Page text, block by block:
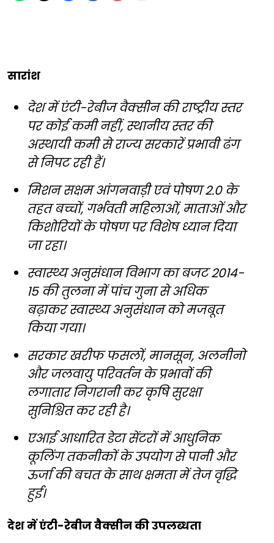
सारांश
देश में एंटी-रेबीज वैक्सीन की राष्ट्रीय स्तर
पर कोई कमी नहीं, स्थानीय स्तर की
अस्थायी कमी से राज्य सरकारें प्रभावी ढंग
से निपट रही हैं।
मिशन सक्षम आंगनवाड़ी एवं पोषण 2.0 के
तहत बच्चों, गर्भवती महिलाओं, माताओं और
किशोरियों के पोषण पर विशेष ध्यान दिया
जा रहा।
स्वास्थ्य अनुसंधान विभाग का बजट 2014-
15 की तुलना में पांच गुना से अधिक
बढ़ाकर स्वास्थ्य अनुसंधान को मजबूत
किया गया।
सरकार खरीफ फसलों, मानसून, अलनीनो
और जलवायु परिवर्तन के प्रभावों की
लगातार निगरानी कर कृषि सुरक्षा
सुनिश्चित कर रही है।
एआई आधारित डेटा सेंटरों में आधुनिक
कूलिंग तकनीकों के उपयोग से पानी और
ऊर्जा की बचत के साथ क्षमता में तेज वृद्धि
हुई।
देश में एंटी-रेबीज वैक्सीन की उपलब्धता